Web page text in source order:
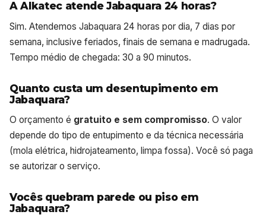
A Alkatec atende Jabaquara 24 horas?
Sim. Atendemos Jabaquara 24 horas por dia, 7 dias por
semana, inclusive feriados, finais de semana e madrugada.
Tempo médio de chegada: 30 a 90 minutos.
Quanto custa um desentupimento em
Jabaquara?
O orçamento é gratuito e sem compromisso. O valor
depende do tipo de entupimento e da técnica necessária
(mola elétrica, hidrojateamento, limpa fossa). Você só paga
se autorizar o serviço.
Vocês quebram parede ou piso em
Jabaquara?